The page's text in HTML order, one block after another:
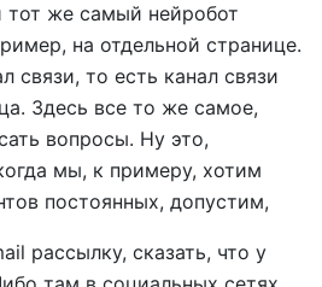
тот же самый нейробот
на отдельной странице.
связи, то есть канал связи
Здесь все то же самое,
вопросы. Ну это,
мы, к примеру, хотим
постоянных, допустим,
рассылку, сказать, что у